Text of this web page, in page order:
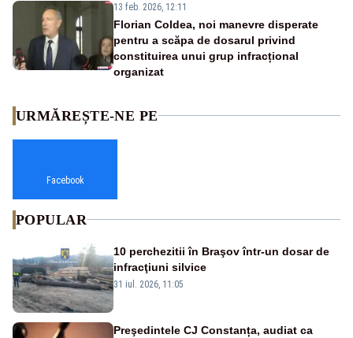
13 feb. 2026, 12:11
Florian Coldea, noi manevre disperate
pentru a scăpa de dosarul privind
constituirea unui grup infracțional
organizat
URMĂREȘTE-NE PE
Facebook
POPULAR
10 perchezitii în Braşov într-un dosar de
infracţiuni silvice
31 iul. 2026, 11:05
Preşedintele CJ Constanța, audiat ca